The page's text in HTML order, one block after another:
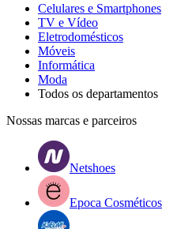
Celulares e Smartphones
TV e Vídeo
Eletrodomésticos
Móveis
Informática
Moda
Todos os departamentos
Nossas marcas e parceiros
Netshoes
Epoca Cosméticos